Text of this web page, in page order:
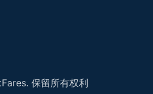
. 保留所有权利